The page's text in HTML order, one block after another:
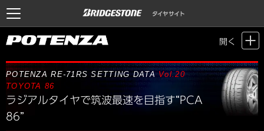
開く
Motor Sports / Time Attack > POTENZA SETTING DATA
> Vol.20 TOYOTA
POTENZA RE-71RS SETTING DATAVol.20
TOYOTA 86
ラジアルタイヤで筑波最速を目指す“PCA
86”